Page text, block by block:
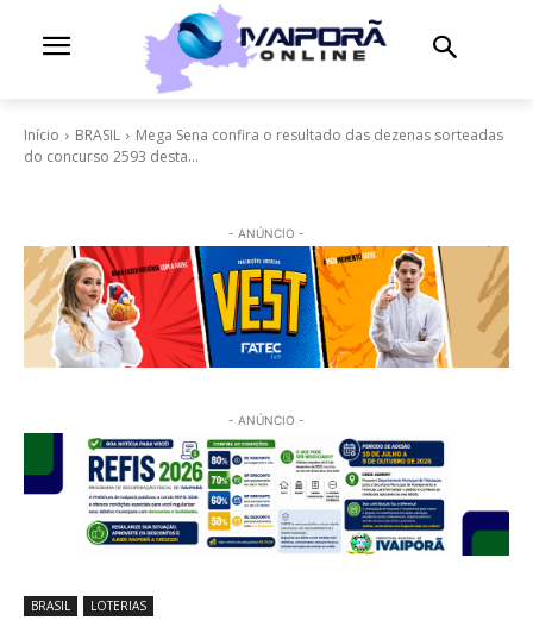
Início BRASIL
Mega Sena confira o resultado das dezenas sorteadas
do concurso 2593 desta...
- ANÚNCIO -
- ANÚNCIO -
BRASIL LOTERIAS